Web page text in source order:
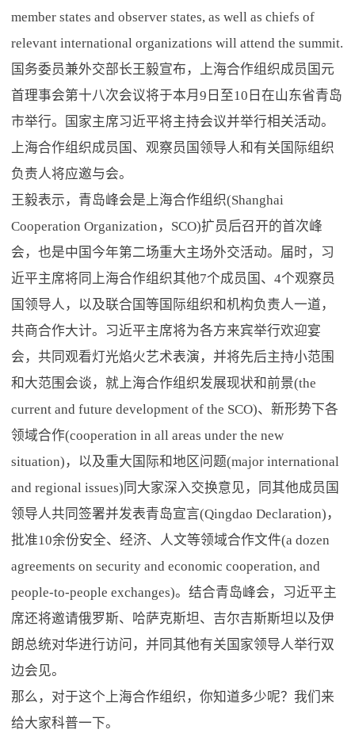
member states and observer states, as well as chiefs of
relevant international organizations will attend the summit.
国务委员兼外交部长王毅宣布，上海合作组织成员国元
首理事会第十八次会议将于本月9日至10日在山东省青岛
市举行。国家主席习近平将主持会议并举行相关活动。
上海合作组织成员国、观察员国领导人和有关国际组织
负责人将应邀与会。
王毅表示，青岛峰会是上海合作组织(Shanghai
Cooperation Organization，SCO)扩员后召开的首次峰
会，也是中国今年第二场重大主场外交活动。届时，习
近平主席将同上海合作组织其他7个成员国、4个观察员
国领导人，以及联合国等国际组织和机构负责人一道，
共商合作大计。习近平主席将为各方来宾举行欢迎宴
会，共同观看灯光焰火艺术表演，并将先后主持小范围
和大范围会谈，就上海合作组织发展现状和前景(the
current and future development of the SCO)、新形势下各
领域合作(cooperation in all areas under the new
situation)，以及重大国际和地区问题(major international
and regional issues)同大家深入交换意见，同其他成员国
领导人共同签署并发表青岛宣言(Qingdao Declaration)，
批准10余份安全、经济、人文等领域合作文件(a dozen
agreements on security and economic cooperation, and
people-to-people exchanges)。结合青岛峰会，习近平主
席还将邀请俄罗斯、哈萨克斯坦、吉尔吉斯斯坦以及伊
朗总统对华进行访问，并同其他有关国家领导人举行双
边会见。
那么，对于这个上海合作组织，你知道多少呢？我们来
给大家科普一下。